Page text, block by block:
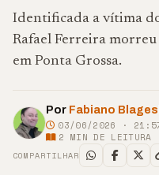
Identificada a vítima
Rafael Ferreira morreu
em Ponta Grossa.
Por Fabiano
03/06/2026 ·
2 MIN DE LEITURA
COMPARTILHAR